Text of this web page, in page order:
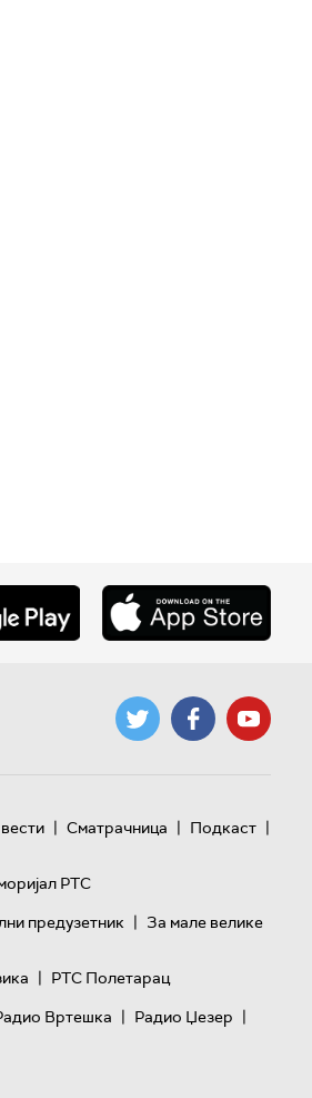
| Сматрачница | Подкаст |
РТС
предузетник | За мале велике
| РТС Полетарац
Вртешка | Радио Џезер |